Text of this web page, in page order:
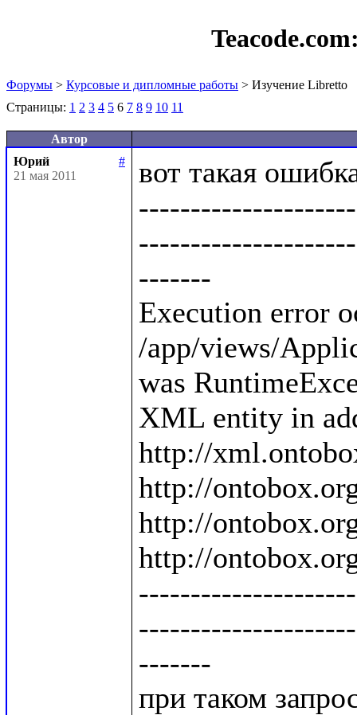
Форумы > Курсовые и дипломные работы > Изучение Libretto
Страницы: 1 2 3 4 5 6 7 8 9 10 11
Автор
Юрий
#
21 мая 2011
вот такая
-------
Execution error
/app/views/
was
XML entity in
http://
http://
http://
http://
-------
при таком